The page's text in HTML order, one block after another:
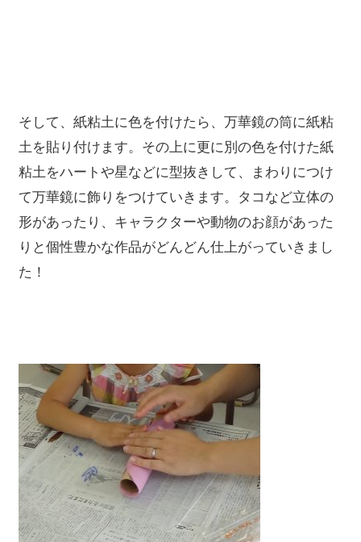
そして、紙粘土に色を付けたら、万華鏡の筒に紙粘
土を貼り付けます。その上に更に別の色を付けた紙
粘土をハートや星などに型抜きして、まわりにつけ
て万華鏡に飾りをつけていきます。タコなど立体の
形があったり、キャラクターや動物のお顔があった
りと個性豊かな作品がどんどん仕上がっていきまし
た！